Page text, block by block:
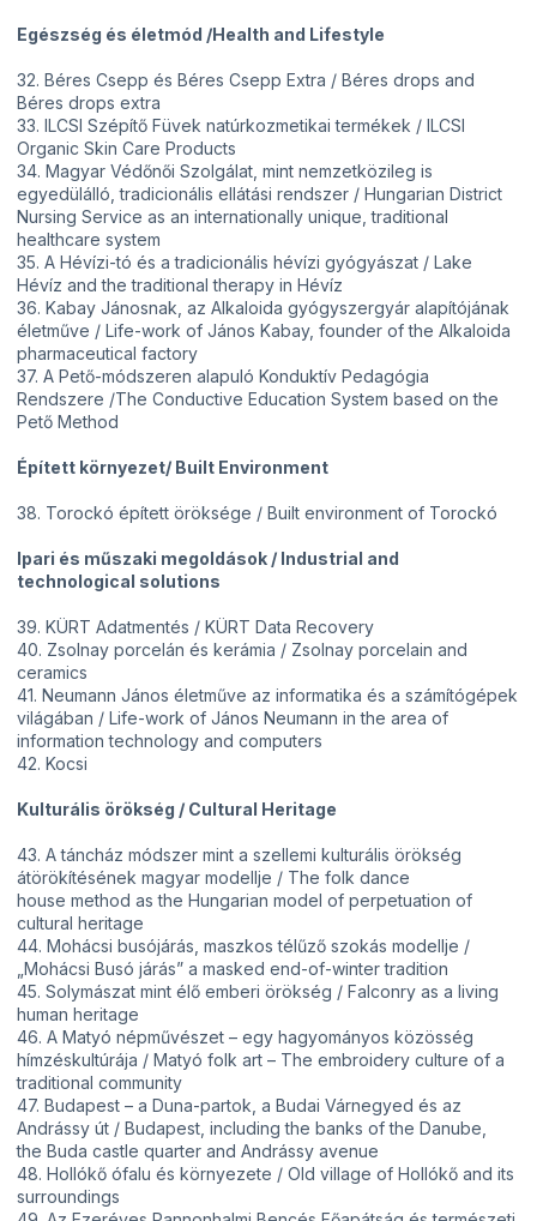
Egészség és életmód /Health and Lifestyle
32. Béres Csepp és Béres Csepp Extra / Béres drops and
Béres drops extra
33. ILCSI Szépítő Füvek natúrkozmetikai termékek / ILCSI
Organic Skin Care Products
34. Magyar Védőnői Szolgálat, mint nemzetközileg is
egyedülálló, tradicionális ellátási rendszer / Hungarian District
Nursing Service as an internationally unique, traditional
healthcare system
35. A Hévízi-tó és a tradicionális hévízi gyógyászat / Lake
Hévíz and the traditional therapy in Hévíz
36. Kabay Jánosnak, az Alkaloida gyógyszergyár alapítójának
életműve / Life-work of János Kabay, founder of the Alkaloida
pharmaceutical factory
37. A Pető-módszeren alapuló Konduktív Pedagógia
Rendszere /The Conductive Education System based on the
Pető Method
Épített környezet/ Built Environment
38. Torockó épített öröksége / Built environment of Torockó
Ipari és műszaki megoldások / Industrial and
technological solutions
39. KÜRT Adatmentés / KÜRT Data Recovery
40. Zsolnay porcelán és kerámia / Zsolnay porcelain and
ceramics
41. Neumann János életműve az informatika és a számítógépek
világában / Life-work of János Neumann in the area of
information technology and computers
42. Kocsi
Kulturális örökség / Cultural Heritage
43. A táncház módszer mint a szellemi kulturális örökség
átörökítésének magyar modellje / The folk dance
house method as the Hungarian model of perpetuation of
cultural heritage
44. Mohácsi busójárás, maszkos télűző szokás modellje /
„Mohácsi Busó járás” a masked end-of-winter tradition
45. Solymászat mint élő emberi örökség / Falconry as a living
human heritage
46. A Matyó népművészet – egy hagyományos közösség
hímzéskultúrája / Matyó folk art – The embroidery culture of a
traditional community
47. Budapest – a Duna-partok, a Budai Várnegyed és az
Andrássy út / Budapest, including the banks of the Danube,
the Buda castle quarter and Andrássy avenue
48. Hollókő ófalu és környezete / Old village of Hollókő and its
surroundings